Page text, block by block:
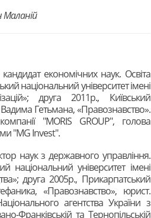
Маланій
економічних наук. Освіта
національний університет імені
друга 2011р., Київський
Гетьмана, «Правознавство».
"MORIS GROUP", голова
"MG Invest".
наук з державного управління.
університет імені
друга 2005р., Прикарпатський
«Правознавство», юрист.
агентства України з
Франківській та Тернопільській